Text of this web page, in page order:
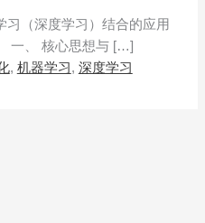
习（深度学习）结合的应用
一、 核心思想与 […]
, 机器学习 , 深度学习